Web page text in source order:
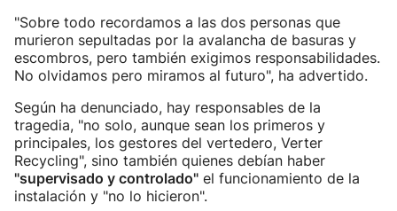
"Sobre todo recordamos a las dos personas que
murieron sepultadas por la avalancha de basuras y
escombros, pero también exigimos responsabilidades.
No olvidamos pero miramos al futuro", ha advertido.
Según ha denunciado, hay responsables de la
tragedia, "no solo, aunque sean los primeros y
principales, los gestores del vertedero, Verter
Recycling", sino también quienes debían haber
"supervisado y controlado" el funcionamiento de la
instalación y "no lo hicieron".